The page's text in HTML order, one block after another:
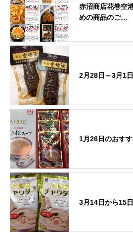
赤沼商店花巻空
めの商品のご…
2月28日～3月1
1月26日のおす
3月14日から15